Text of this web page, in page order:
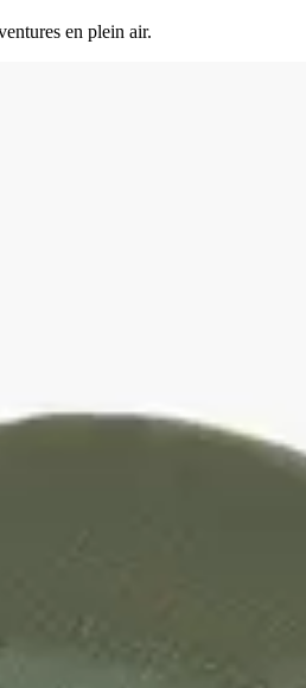
en plein air.